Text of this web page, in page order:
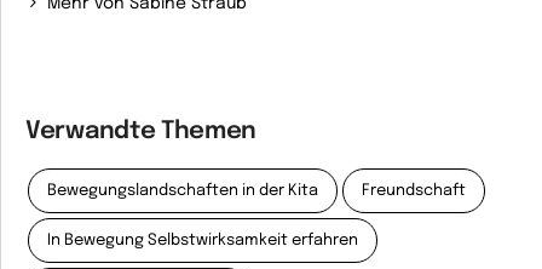
Mehr von Sabine Straub
Verwandte Themen
Bewegungslandschaften in der Kita Freundschaft
In Bewegung Selbstwirksamkeit erfahren